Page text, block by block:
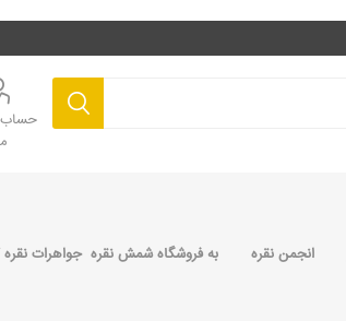
حساب
انجمن نقره به فروشگاه شمش نقره جواهرات